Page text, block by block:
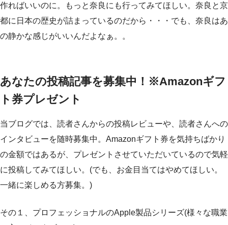
作ればいいのに。もっと奈良にも行ってみてほしい。奈良と京
都に日本の歴史が詰まっているのだから・・・でも、奈良はあ
の静かな感じがいいんだよなぁ。。
あなたの投稿記事を募集中！※Amazonギフ
ト券プレゼント
当ブログでは、読者さんからの投稿レビューや、読者さんへの
インタビューを随時募集中。Amazonギフト券を気持ちばかり
の金額ではあるが、プレゼントさせていただいているので気軽
に投稿してみてほしい。(でも、お金目当てはやめてほしい。
一緒に楽しめる方募集。)
その１、プロフェッショナルのApple製品シリーズ(様々な職業